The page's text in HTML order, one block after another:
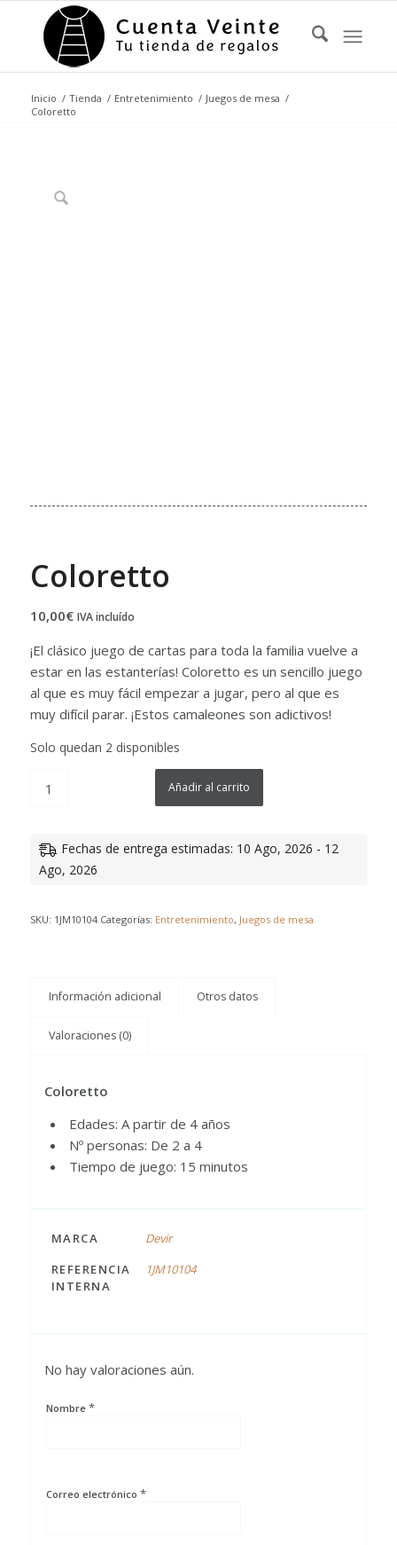
Inicio / Tienda / Entretenimiento / Juegos de mesa /
Coloretto
Coloretto
10,00€ IVA incluído
¡El clásico juego de cartas para toda la familia vuelve a
estar en las estanterías! Coloretto es un sencillo juego
al que es muy fácil empezar a jugar, pero al que es
muy difícil parar. ¡Estos camaleones son adictivos!
Solo quedan 2 disponibles
Añadir al carrito
Fechas de entrega estimadas: 10 Ago, 2026 - 12
Ago, 2026
SKU: 1JM10104 Categorías: Entretenimiento, Juegos de mesa
Información adicional Otros datos
Valoraciones (0)
Coloretto
Edades: A partir de 4 años
Nº personas: De 2 a 4
Tiempo de juego: 15 minutos
MARCA
Devir
REFERENCIA
INTERNA
1JM10104
No hay valoraciones aún.
Nombre *
Correo electrónico *